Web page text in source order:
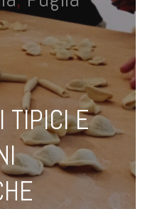
TIPICI E